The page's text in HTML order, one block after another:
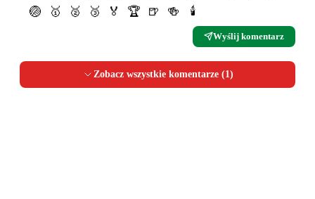
🏐
🥇 🥈 🥉 🏅 🏆 🍺 🍻 🕯
Wyślij komentarz
Zobacz wszystkie komentarze (1 )